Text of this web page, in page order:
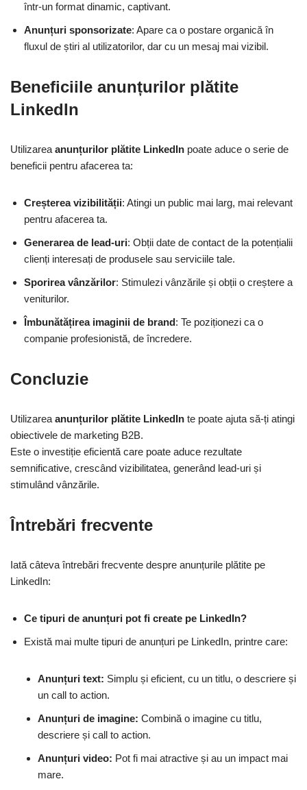
într-un format dinamic, captivant.
Anunțuri sponsorizate: Apare ca o postare organică în
fluxul de știri al utilizatorilor, dar cu un mesaj mai vizibil.
Beneficiile anunțurilor plătite
LinkedIn
Utilizarea anunțurilor plătite LinkedIn poate aduce o serie de
beneficii pentru afacerea ta:
Creșterea vizibilității: Atingi un public mai larg, mai relevant
pentru afacerea ta.
Generarea de lead-uri: Obții date de contact de la potențialii
clienți interesați de produsele sau serviciile tale.
Sporirea vânzărilor: Stimulezi vânzările și obții o creștere a
veniturilor.
Îmbunătățirea imaginii de brand: Te poziționezi ca o
companie profesionistă, de încredere.
Concluzie
Utilizarea anunțurilor plătite LinkedIn te poate ajuta să-ți atingi
obiectivele de marketing B2B.
Este o investiție eficientă care poate aduce rezultate
semnificative, crescând vizibilitatea, generând lead-uri și
stimulând vânzările.
Întrebări frecvente
Iată câteva întrebări frecvente despre anunțurile plătite pe
LinkedIn:
Ce tipuri de anunțuri pot fi create pe LinkedIn?
Există mai multe tipuri de anunțuri pe LinkedIn, printre care:
Anunțuri text: Simplu și eficient, cu un titlu, o descriere și
un call to action.
Anunțuri de imagine: Combină o imagine cu titlu,
descriere și call to action.
Anunțuri video: Pot fi mai atractive și au un impact mai
mare.